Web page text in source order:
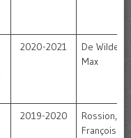
2020-2021
De Wilde,
Max
2019-2020
Rossion,
Françoise